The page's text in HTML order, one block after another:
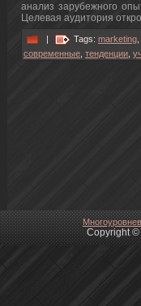
анaлиз зарубежного
Целевая аудитoрия
| Tags: marketing
современные тенденции
Copyright ©